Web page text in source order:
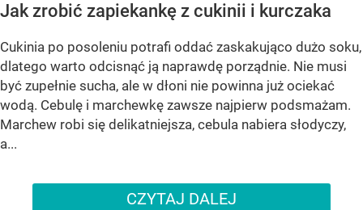
Jak zrobić zapiekankę z cukinii i kurczaka
Cukinia po posoleniu potrafi oddać zaskakująco dużo soku,
dlatego warto odcisnąć ją naprawdę porządnie. Nie musi
być zupełnie sucha, ale w dłoni nie powinna już ociekać
wodą. Cebulę i marchewkę zawsze najpierw podsmażam.
Marchew robi się delikatniejsza, cebula nabiera słodyczy,
a...
CZYTAJ DALEJ